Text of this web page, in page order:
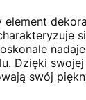
Dzięki
swój